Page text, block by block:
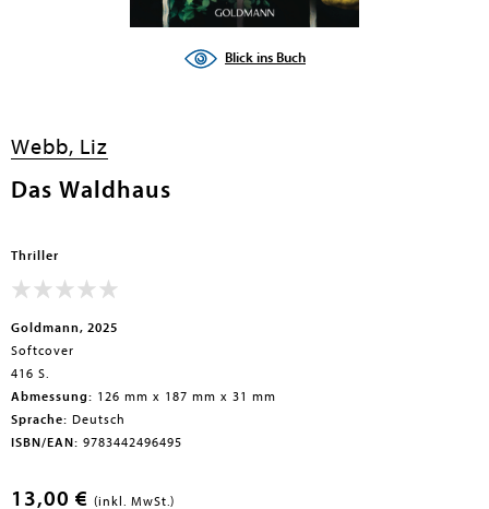
Blick ins Buch
Webb, Liz
Das Waldhaus
Thriller
Goldmann, 2025
Softcover
416 S.
Abmessung: 126 mm x 187 mm x 31 mm
Sprache: Deutsch
ISBN/EAN: 9783442496495
13,00 € (inkl. MwSt.)